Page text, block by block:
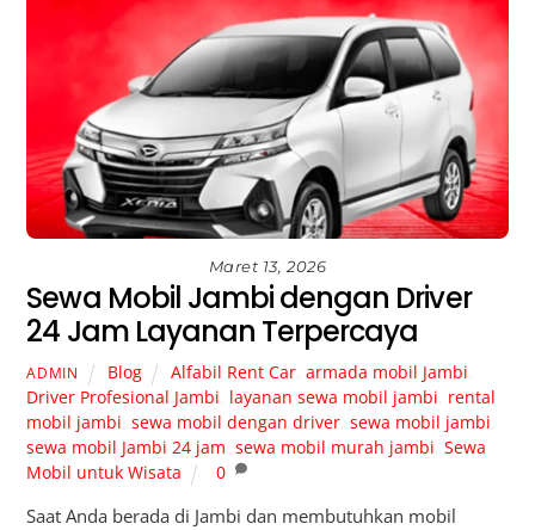
Maret 13, 2026
Sewa Mobil Jambi dengan Driver
24 Jam Layanan Terpercaya
ADMIN Blog Alfabil Rent Car, armada mobil Jambi
Driver Profesional Jambi layanan sewa mobil jambi rental
mobil jambi ,sewa mobil dengan driver ,sewa mobil jambi
sewa mobil Jambi 24 jam ,sewa mobil murah jambi ,Sewa
Mobil untuk Wisata
0
Saat Anda berada di Jambi dan membutuhkan mobil